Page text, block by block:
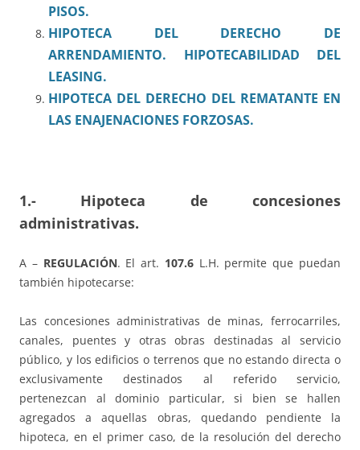
PISOS.
HIPOTECA DEL DERECHO DE
ARRENDAMIENTO. HIPOTECABILIDAD DEL
LEASING.
HIPOTECA DEL DERECHO DEL REMATANTE EN
LAS ENAJENACIONES FORZOSAS.
1.- Hipoteca de concesiones
administrativas.
A – REGULACIÓN. El art. 107.6L.H. permite que puedan
también hipotecarse:
Las concesiones administrativas de minas, ferrocarriles,
canales, puentes y otras obras destinadas al servicio
público, y los edificios o terrenos que no estando directa o
exclusivamente destinados al referido servicio,
pertenezcan al dominio particular, si bien se hallen
agregados a aquellas obras, quedando pendiente la
hipoteca, en el primer caso, de la resolución del derecho